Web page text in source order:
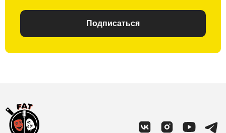
Подписаться